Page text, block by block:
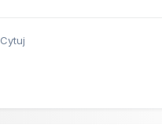
Cytuj